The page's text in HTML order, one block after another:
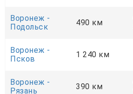
Воронеж -
Подольск
490 км
Воронеж -
Псков
1 240 км
Воронеж -
Рязань
390 км